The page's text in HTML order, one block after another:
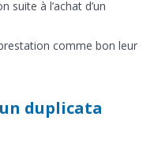
suite à l’achat d’un
comme bon leur
duplicata